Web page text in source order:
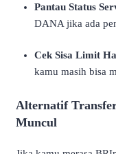
Pantau Status
DANA jika ada
Cek Sisa Limit
kamu masih bisa
Alternatif
Muncul